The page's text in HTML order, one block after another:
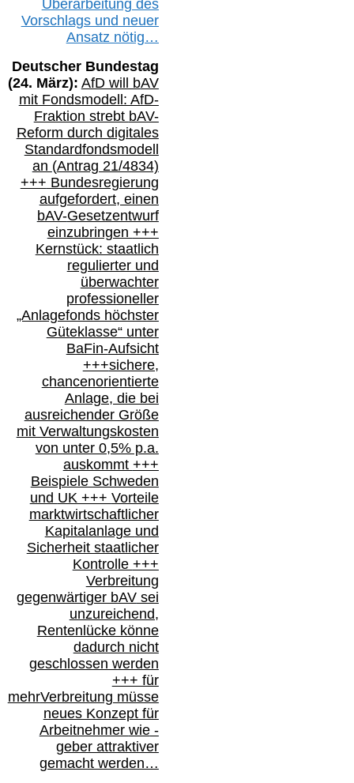
Überarbeitung des
Vorschlags und neuer
Ansatz nötig…
Deutscher Bundestag
(24. März): AfD will bAV
mit Fondsmodell: AfD-
Fraktion strebt bAV-
Reform durch digitales
Standardfondsmodell
an (Antrag 21/4834)
+++ Bundesregierung
aufgefordert, einen
bAV-Gesetzentwurf
einzubringen +++
Kernstück: staatlich
regulierter und
überwachter
professioneller
„Anlagefonds höchster
Güteklasse“ unter
BaFin-Aufsicht
+++sichere,
chancenorientierte
Anlage, die bei
ausreichender Größe
mit Verwaltungskosten
von unter 0,5% p.a.
auskommt +++
Beispiele Schweden
und UK +++ Vorteile
marktwirtschaftlicher
Kapitalanlage und
Sicherheit staatlicher
Kontrolle +++
Verbreitung
gegenwärtiger bAVsei
unzureichend,
Rentenlücke könne
dadurch nicht
geschlossen werden
+++ für
mehrVerbreitung müsse
neues Konzept für
Arbeitnehmer wie-
geber attraktiver
gemacht werden…